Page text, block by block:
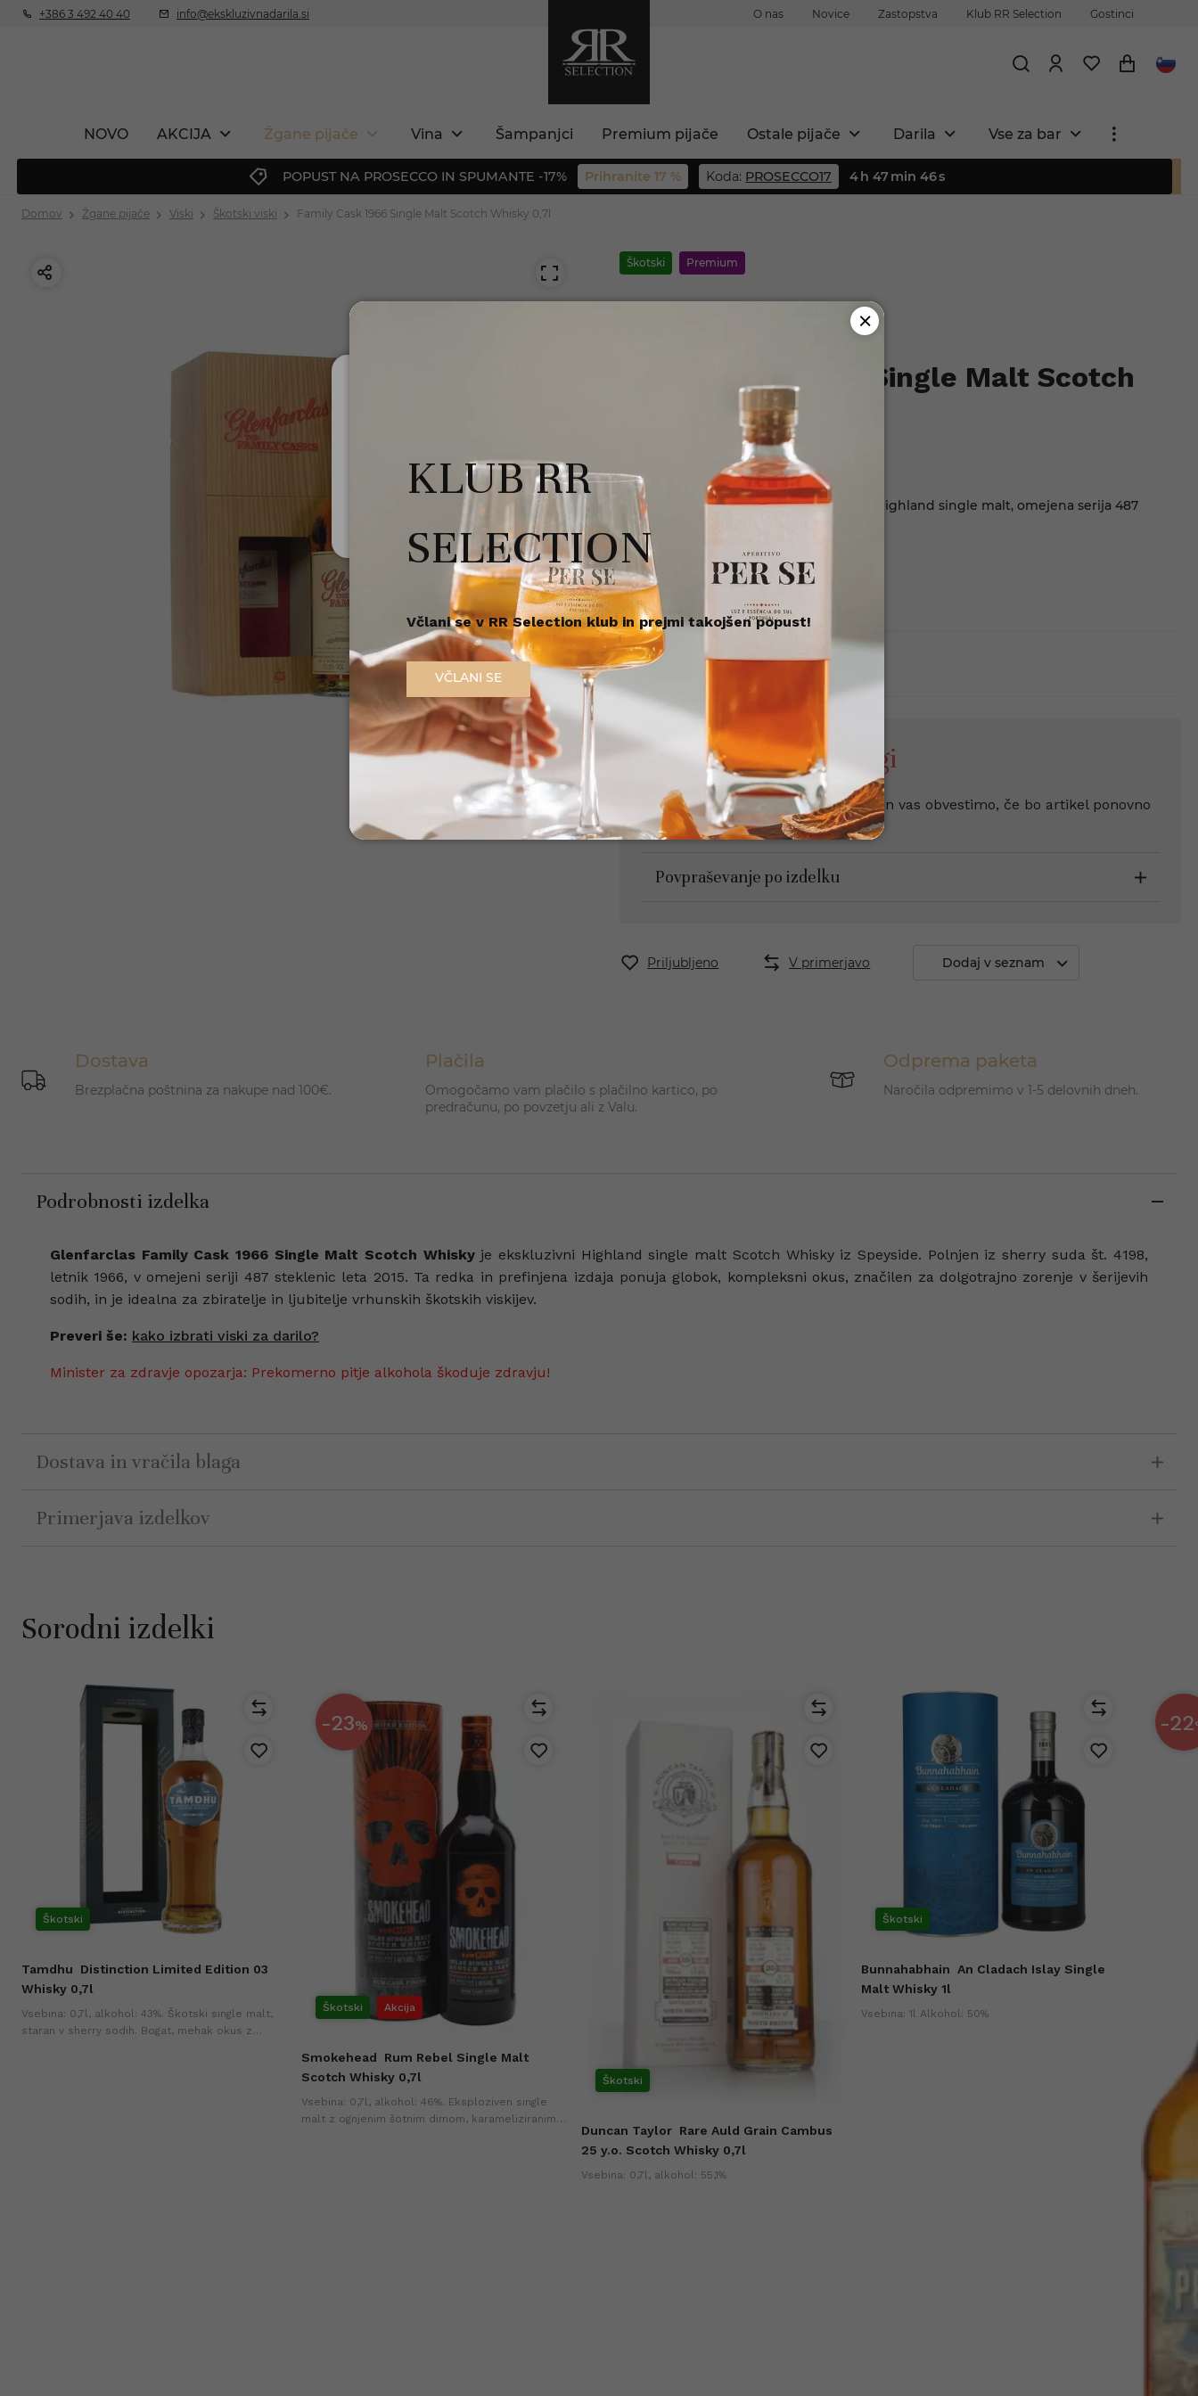
+386 3 492 40 40 info@ekskluzivnadarila.si O nas Novice Zastopstva Klub RR Selection Gostinci
NOVO AKCIJA Žgane pijače Vina Šampanjci Premium pijače Ostale pijače Darila Vse za bar
POPUST NA PROSECCO IN SPUMANTE -17% Prihranite 17 % Koda: PROSECCO17 4h 47 min 45s
Domov Žgane pijače Viski Škotski viski Family Cask 1966 Single Malt Scotch Whisky 0,7l
Škotski Premium
Family Cask 1966 Single Malt Scotch
Whisky 0,7l
Št. izdelka: 5018066014669
Vsebina: 0,7l, alkohol: 50,6%. Ekskluzivni Highland single malt, omejena serija 487
steklenic, polnjen 2015.
Redna cena
3.180, 00 € kos
Ni na zalogi
Artikla žal ni na zalogi
Če želite izpolnite spodnji obrazec in vas obvestimo, če bo artikel ponovno
na zalogi.
Povpraševanje po izdelku
Priljubljeno V primerjavo Dodaj v seznam
Dostava
Brezplačna poštnina za nakupe nad 100€.
Plačila
Omogočamo vam plačilo s plačilno kartico, po
predračunu, po povzetju ali z Valu.
Odprema paketa
Naročila odpremimo v 1-5 delovnih dneh.
Podrobnosti izdelka
Glenfarclas Family Cask 1966 Single Malt Scotch Whisky je ekskluzivni Highland single malt Scotch Whisky iz Speyside. Polnjen iz sherry suda št. 4198,
letnik 1966, v omejeni seriji 487 steklenic leta 2015. Ta redka in prefinjena izdaja ponuja globok, kompleksni okus, značilen za dolgotrajno zorenje v šerijevih
sodih, in je idealna za zbiratelje in ljubitelje vrhunskih škotskih viskijev.
Preveri še: kako izbrati viski za darilo?
Minister za zdravje opozarja: Prekomerno pitje alkohola škoduje zdravju!
Dostava in vračila blaga
Primerjava izdelkov
Sorodni izdelki
Škotski
Tamdhu
Distinction Limited Edition 03
Whisky 0,7l
Vsebina: 0,7l, alkohol: 43%. Škotski single malt,
staran v sherry sodih. Bogat, mehak okus z
-23%
Škotski Akcija
Smokehead
Rum Rebel Single Malt
Scotch Whisky 0,7l
Vsebina: 0,7l, alkohol: 46%. Eksploziven single
malt z ognjenim šotnim dimom, karameliziranim
Škotski
Duncan Taylor Rare Auld Grain Cambus
25 y.o. Scotch Whisky 0,7l
Vsebina: 0,7l, alkohol: 55,1%
Škotski
Bunnahabhain An Cladach Islay Single
Malt Whisky 1l
Vsebina: 1l Alkohol: 50%
-22
Minister za zdravje opozarja: Prekomerno pitje alkohola škoduje zdravju!.
Nisem polnoleten Sem polnoleten (18+)
KLUB RR
SELECTION
Včlani se v RR Selection klub in prejmi takojšen popust!
VČLANI SE